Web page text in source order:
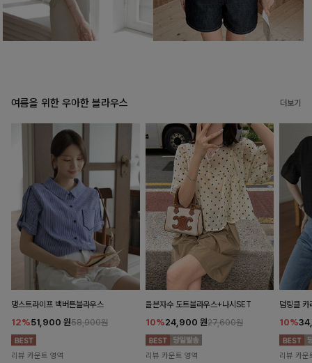
여름을 위한 우아한 블라우스 더보기
댕스트라이프 백버튼블라우스
12%51,900 원58,900원
리뷰 카운트 영역
율븐자수 도트블라우스+나시SET
10%24,900 원27,600원
리뷰 카운트 영역
덤링클 카
10%
리뷰 카운